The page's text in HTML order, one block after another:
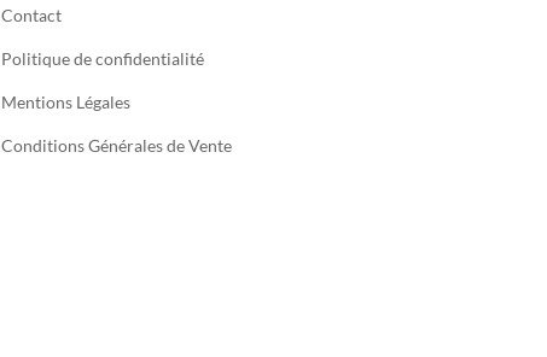
Contact
Politique de confidentialité
Mentions Légales
Conditions Générales de Vente